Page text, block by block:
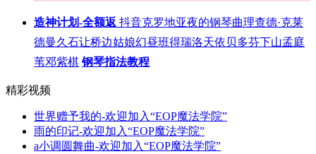
造神计划-全额返 抖音克罗地亚夜的钢琴曲理查德·克莱
德曼久石让桥边姑娘幻昼班得瑞洛天依贝多芬下山孟庭
苇邓紫棋 钢琴指法教程
精彩视频
世界赠予我的-欢迎加入“EOP魔法学院”
雨的印记-欢迎加入“EOP魔法学院”
a小调圆舞曲-欢迎加入“EOP魔法学院”